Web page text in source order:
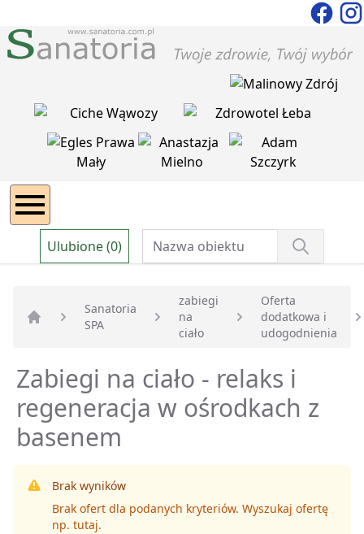
Ulubione (0)
Strona główna
Sanatoria
SPA
zabiegi
na
ciało
Oferta
dodatkowa i
udogodnienia
Zabiegi na ciało - relaks i
regeneracja w ośrodkach z
basenem
Brak wyników
Brak ofert dla podanych kryteriów. Wyszukaj ofertę
np. tutaj.